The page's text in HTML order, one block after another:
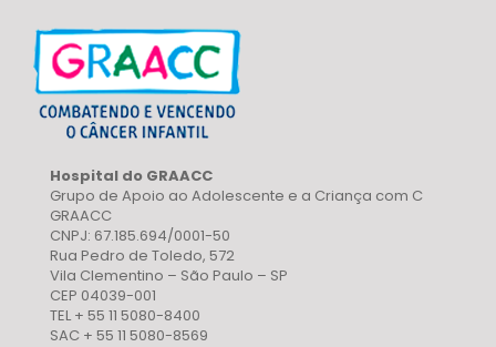
Hospital do GRAACC
Grupo de Apoio ao Adolescente e a Criança com C
GRAACC
CNPJ: 67.185.694/0001-50
Rua Pedro de Toledo, 572
Vila Clementino – São Paulo – SP
CEP 04039-001
TEL + 55 11 5080-8400
SAC + 55 11 5080-8569